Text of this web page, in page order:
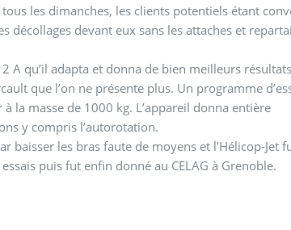
tous les dimanches, les clients potentiels étant
décollages devant eux sans les attaches et
A qu’il adapta et donna de bien meilleurs
que l’on ne présente plus. Un programme
la masse de 1000 kg. L’appareil donna entière
y compris l’autorotation.
les bras faute de moyens et l’Hélicop-Jet fut
puis fut enfin donné au CELAG à Grenoble.